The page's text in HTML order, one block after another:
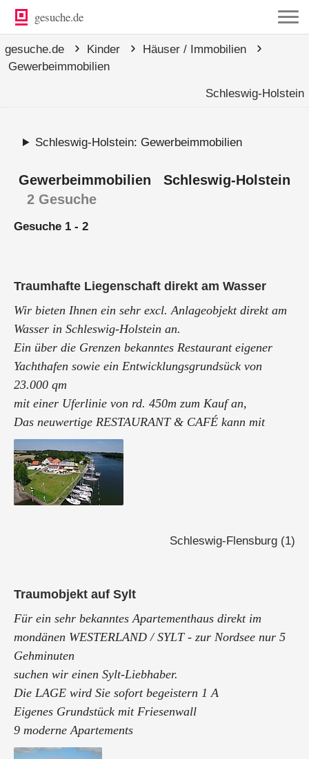
gesuche.de
gesuche.de › Kinder › Häuser / Immobilien ›
Gewerbeimmobilien
Schleswig-Holstein
Schleswig-Holstein: Gewerbeimmobilien
Gewerbeimmobilien Schleswig-Holstein
2 Gesuche
Gesuche 1 - 2
Traumhafte Liegenschaft direkt am Wasser
Wir bieten Ihnen ein sehr excl. Anlageobjekt direkt am
Wasser in Schleswig-Holstein an.
Ein über die Grenzen bekanntes Restaurant eigener
Yachthafen sowie ein Entwicklungsgrundsück von
23.000 qm
mit einer Uferlinie von rd. 450m zum Kauf an,
Das neuwertige RESTAURANT & CAFÉ kann mit
Betreiber ( bekannter Gastronom aus Hamburg)
übergeben werden.
Bebauung nach bereits vorliegenden ...
Schleswig-Flensburg (1)
Traumobjekt auf Sylt
Für ein sehr bekanntes Apartementhaus direkt im
mondänen WESTERLAND / SYLT - zur Nordsee nur 5
Gehminuten
suchen wir einen Sylt-Liebhaber.
Die LAGE wird Sie sofort begeistern 1 A
Eigenes Grundstück mit Friesenwall
9 moderne Apartements
Luxuriös und einzigartig